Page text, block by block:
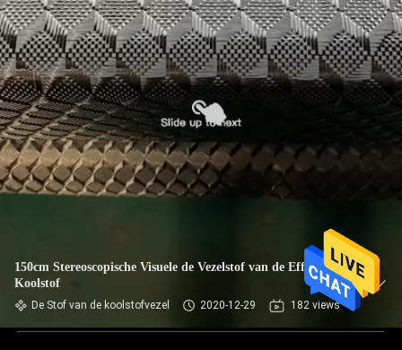
150cm Stereoscopische Visuele de Vezelstof van de Effect 3D
Koolstof
De Stof van de koolstofvezel 2020-12-29 182 views